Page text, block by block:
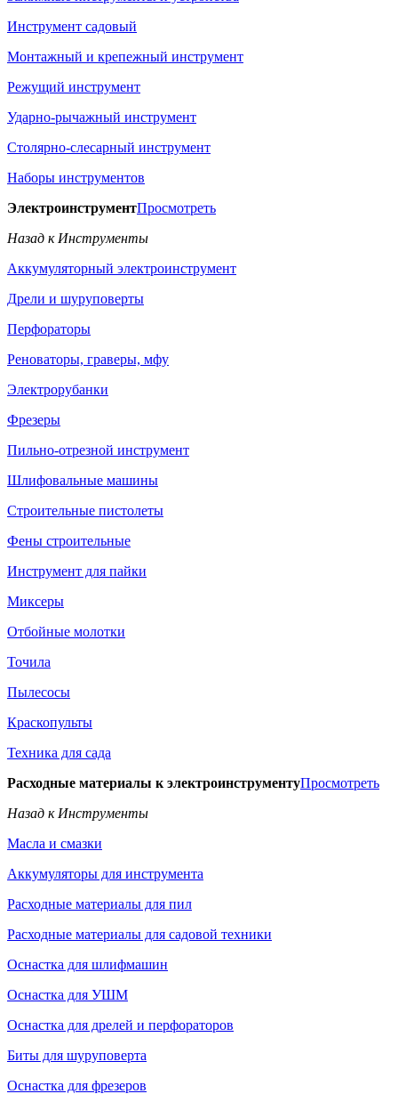
Инструмент садовый
Монтажный и крепежный инструмент
Режущий инструмент
Ударно-рычажный инструмент
Столярно-слесарный инструмент
Наборы инструментов
ЭлектроинструментПросмотреть
Назад к Инструменты
Аккумуляторный электроинструмент
Дрели и шуруповерты
Перфораторы
Реноваторы, граверы, мфу
Электрорубанки
Фрезеры
Пильно-отрезной инструмент
Шлифовальные машины
Строительные пистолеты
Фены строительные
Инструмент для пайки
Миксеры
Отбойные молотки
Точила
Пылесосы
Краскопульты
Техника для сада
Расходные материалы к электроинструментуПросмотреть
Назад к Инструменты
Масла и смазки
Аккумуляторы для инструмента
Расходные материалы для пил
Расходные материалы для садовой техники
Оснастка для шлифмашин
Оснастка для УШМ
Оснастка для дрелей и перфораторов
Биты для шуруповерта
Оснастка для фрезеров